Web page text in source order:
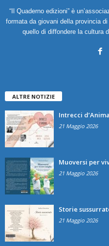
“Il Quaderno edizioni” è
formata da giovani della provincia
quello di diffondere la cultura
ALTRE NOTIZIE
Intrecci
21 Maggio 2026
Muoversi per
21 Maggio 2026
Storie
21 Maggio 2026